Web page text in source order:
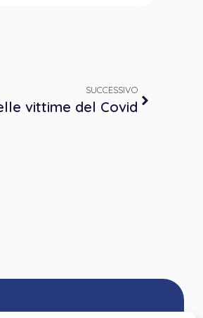
SUCCESSIVO
vittime del Covid